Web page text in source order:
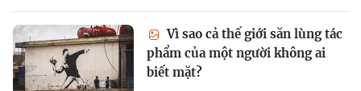
Vì sao cả thế giới săn lùng tác
phẩm của một người không ai
biết mặt?